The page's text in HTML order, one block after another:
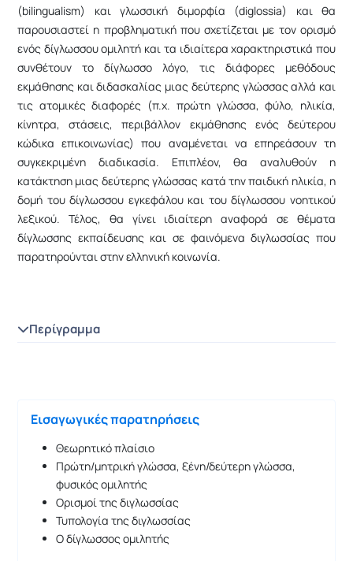
(bilingualism) και γλωσσική διμορφία (diglossia) και θα
παρουσιαστεί η προβληματική που σχετίζεται με τον ορισμό
ενός δίγλωσσου ομιλητή και τα ιδιαίτερα χαρακτηριστικά που
συνθέτουν το δίγλωσσο λόγο, τις διάφορες μεθόδους
εκμάθησης και διδασκαλίας μιας δεύτερης γλώσσας αλλά και
τις ατομικές διαφορές (π.χ. πρώτη γλώσσα, φύλο, ηλικία,
κίνητρα, στάσεις, περιβάλλον εκμάθησης ενός δεύτερου
κώδικα επικοινωνίας) που αναμένεται να επηρεάσουν τη
συγκεκριμένη διαδικασία. Επιπλέον, θα αναλυθούν η
κατάκτηση μιας δεύτερης γλώσσας κατά την παιδική ηλικία, η
δομή του δίγλωσσου εγκεφάλου και του δίγλωσσου νοητικού
λεξικού. Τέλος, θα γίνει ιδιαίτερη αναφορά σε θέματα
δίγλωσσης εκπαίδευσης και σε φαινόμενα διγλωσσίας που
παρατηρούνται στην ελληνική κοινωνία.
Περίγραμμα
Εισαγωγικές παρατηρήσεις
Θεωρητικό πλαίσιο
Πρώτη/μητρική γλώσσα, ξένη/δεύτερη γλώσσα,
φυσικός ομιλητής
Ορισμοί της διγλωσσίας
Τυπολογία της διγλωσσίας
Ο δίγλωσσος ομιλητής